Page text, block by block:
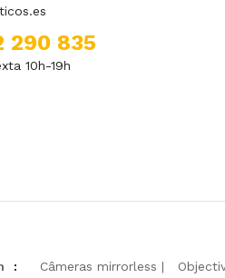
290 835
10h-19h
: Câmeras mirrorless